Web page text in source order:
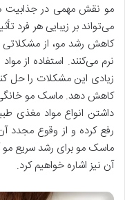
مو نقش مهمی در جذابیت
می‌تواند بر زیبایی هر فرد
کاهش رشد مو، از مشکلاتی
نرم می‌کنند. استفاده از
زیادی این مشکلات را حل
کاهش دهد. ماسک مو خانگی
داشتن انواع مواد مغذی
رفع کرده و از وقوع مجدد
ماسک مو برای رشد سریع مو
آن نیز اشاره خواهیم کرد.